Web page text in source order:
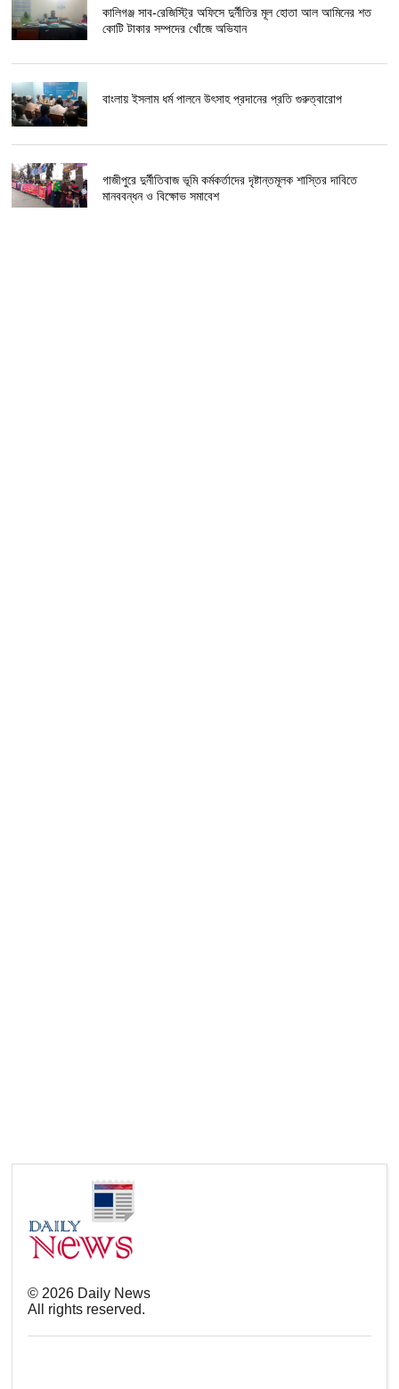
কালিগঞ্জ সাব-রেজিস্ট্রি অফিসে দুর্নীতির মূল হোতা আল আমিনের শত
কোটি টাকার সম্পদের খোঁজে অভিযান
বাংলায় ইসলাম ধর্ম পালনে উৎসাহ প্রদানের প্রতি গুরুত্বারোপ
গাজীপুরে দুর্নীতিবাজ ভূমি কর্মকর্তাদের দৃষ্টান্তমূলক শাস্তির দাবিতে
মানববন্ধন ও বিক্ষোভ সমাবেশ
© 2026 Daily News
All rights reserved.